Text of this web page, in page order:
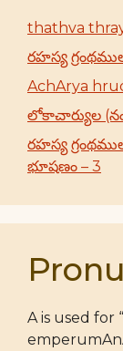
thathva
రహస్య
AchArya
లోకాచార్యుల
రహస్య
భూషణం – 3
A is used for